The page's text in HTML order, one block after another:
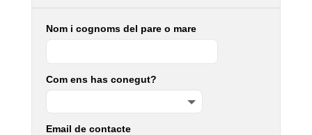
Nom i cognoms del pare o mare
Com ens has conegut?
Email de contacte